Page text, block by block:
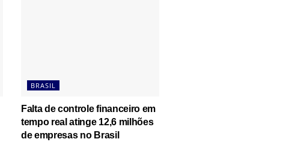
BRASIL
Falta de controle financeiro em
tempo real atinge 12,6 milhões
de empresas no Brasil